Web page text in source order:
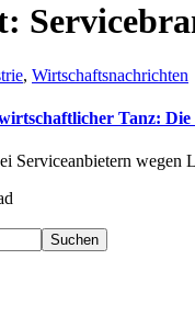
, Wirtschaftsnachrichten
Tanz:
Serviceanbietern
Suchen